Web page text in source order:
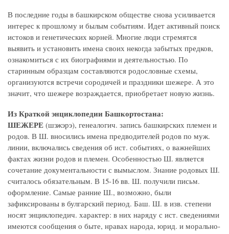
В последние годы в башкирском обществе снова усиливается
интерес к прошлому и былым событиям. Идет активный поиск
истоков и генетических корней. Многие люди стремятся
выявить и установить имена своих некогда забытых предков,
ознакомиться с их биографиями и деятельностью. По
старинным образцам составляются родословные схемы,
организуются встречи сородичей и праздники шежере. А это
значит, что шежере возраждается, приобретает новую жизнь.
Из Краткой энциклопедии Башкортостана:
ШЕЖЕРЕ (шэжэрэ), генеалогич. запись башкирских племен и
родов. В Ш. вносились имена предводителей родов по муж.
линии, включались сведения об ист. событиях, о важнейших
фактах жизни родов и племен. Особенностью Ш. является
сочетание документальности с вымыслом. Знание родовых Ш.
считалось обязательным. В 15-16 вв. Ш. получили письм.
оформление. Самые ранние Ш., возможно, были
зафиксированы в булгарский период. Баш. Ш. в изв. степени
носят энциклопедич. характер: в них наряду с ист. сведениями
имеются сообщения о быте, нравах народа, юрид. и морально-